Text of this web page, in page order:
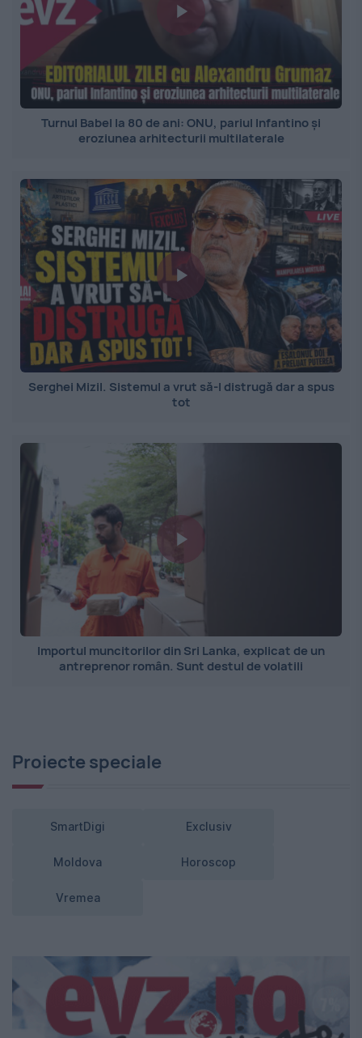
Turnul Babel la 80 de ani: ONU, pariul Infantino și
eroziunea arhitecturii multilaterale
Serghei Mizil. Sistemul a vrut să-l distrugă dar a spus
tot
Importul muncitorilor din Sri Lanka, explicat de un
antreprenor român. Sunt destul de volatili
Proiecte speciale
SmartDigi Exclusiv
Moldova Horoscop
Vremea